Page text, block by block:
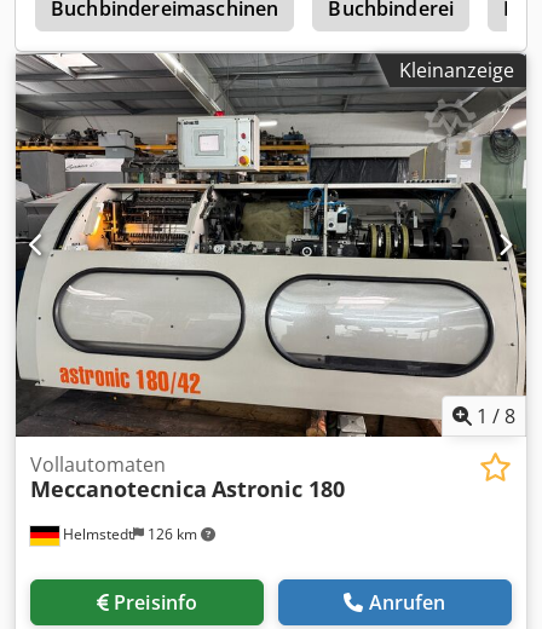
Buchbindereimaschinen Buchbinderei
Kleinanzeige
1 /8
Helmstedt 126 km
Vollautomaten
Meccanotecnica Astronic 180
Preisinfo Anrufen